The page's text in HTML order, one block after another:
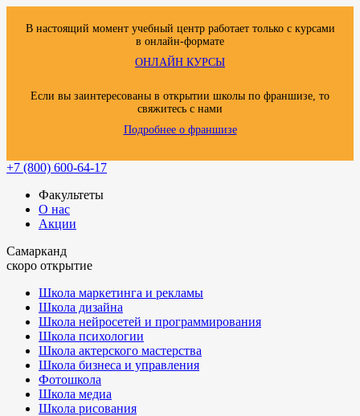
В настоящий момент учебный центр работает только с курсами
в онлайн-формате
ОНЛАЙН КУРСЫ
Если вы заинтересованы в открытии школы по франшизе, то
свяжитесь с нами
Подробнее о франшизе
+7 (800) 600-64-17
Факультеты
О нас
Акции
Самарканд
скоро открытие
Школа маркетинга и рекламы
Школа дизайна
Школа нейросетей и программирования
Школа психологии
Школа актерского мастерства
Школа бизнеса и управления
Фотошкола
Школа медиа
Школа рисования